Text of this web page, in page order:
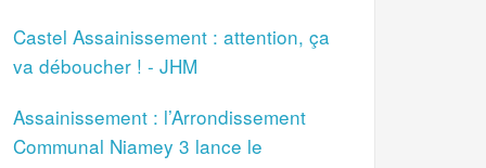
Castel Assainissement : attention, ça
va déboucher ! - JHM
Assainissement : l’Arrondissement
Communal Niamey 3 lance le